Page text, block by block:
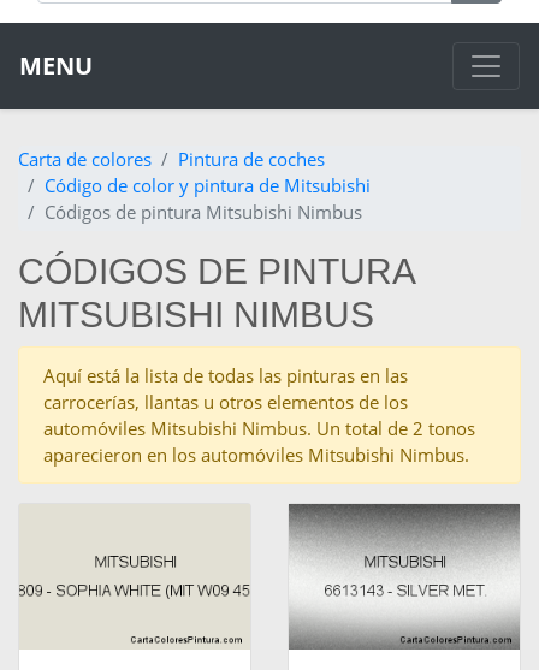
MENU
Carta de colores
Pintura de coches
Código de color y pintura de Mitsubishi
Códigos de pintura Mitsubishi Nimbus
CÓDIGOS DE PINTURA
MITSUBISHI NIMBUS
Aquí está la lista de todas las pinturas en las
carrocerías, llantas u otros elementos de los
automóviles Mitsubishi Nimbus. Un total de 2 tonos
aparecieron en los automóviles Mitsubishi Nimbus.